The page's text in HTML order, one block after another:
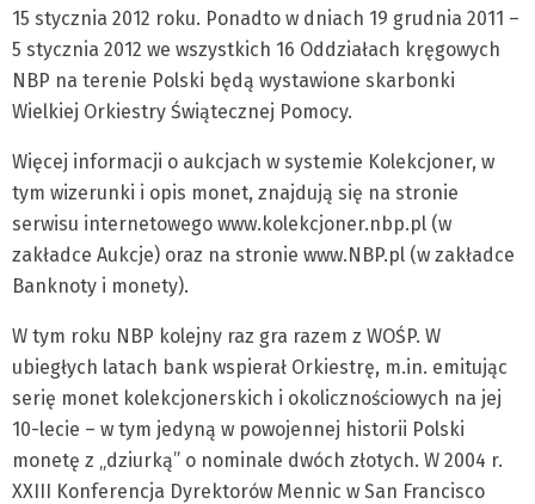
15 stycznia 2012 roku. Ponadto w dniach 19 grudnia 2011 –
5 stycznia 2012 we wszystkich 16 Oddziałach kręgowych
NBP na terenie Polski będą wystawione skarbonki
Wielkiej Orkiestry Świątecznej Pomocy.
Więcej informacji o aukcjach w systemie Kolekcjoner, w
tym wizerunki i opis monet, znajdują się na stronie
serwisu internetowego www.kolekcjoner.nbp.pl (w
zakładce Aukcje) oraz na stronie www.NBP.pl (w zakładce
Banknoty i monety).
W tym roku NBP kolejny raz gra razem z WOŚP. W
ubiegłych latach bank wspierał Orkiestrę, m.in. emitując
serię monet kolekcjonerskich i okolicznościowych na jej
10-lecie – w tym jedyną w powojennej historii Polski
monetę z „dziurką” o nominale dwóch złotych. W 2004 r.
XXIII Konferencja Dyrektorów Mennic w San Francisco